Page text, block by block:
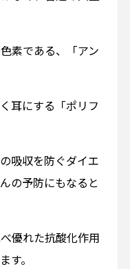
素である、「アン
耳にする「ポリフ
吸収を防ぐダイエ
の予防にもなると
優れた抗酸化作用
す。